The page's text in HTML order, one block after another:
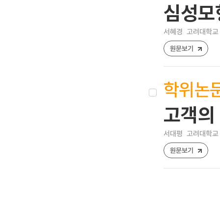
심성
서혜경 고려대학
원문보기
학위논
고객
서대평 고려대학
원문보기